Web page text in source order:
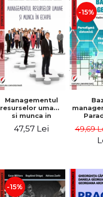
Managementul
resurselor umane
si munca in
47,57 Lei
-15%
49,69
-15%